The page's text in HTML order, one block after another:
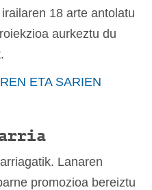
18 arte antolatu
aurkeztu du
ETA SARIEN
Lanaren
promozioa bereiztu